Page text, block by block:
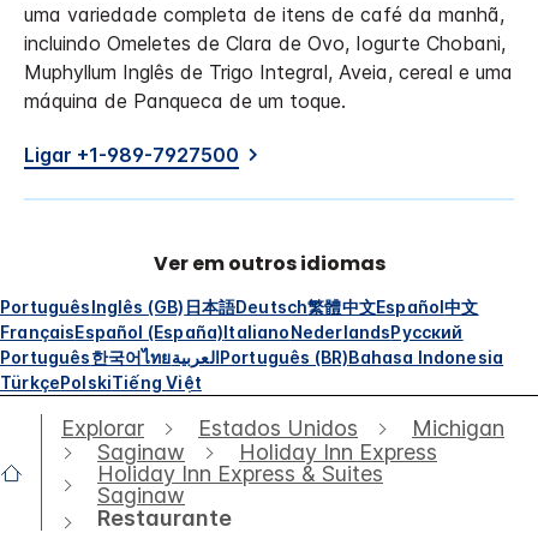
uma variedade completa de itens de café da manhã,
incluindo Omeletes de Clara de Ovo, Iogurte Chobani,
Muphyllum Inglês de Trigo Integral, Aveia, cereal e uma
máquina de Panqueca de um toque.
Ligar +1-989-7927500
Ver em outros idiomas
PortuguêsInglês (GB) 日本語Deutsch繁體中文Español中文
FrançaisEspañol (España)ItalianoNederlandsРусский
Português한국어ไทยالعربيةPortuguês (BR)Bahasa Indonesia
TürkçePolskiTiếng Việt
Explorar Estados Unidos
Michigan
Saginaw
Holiday Inn Express
Holiday Inn Express & Suites
Saginaw
Restaurante